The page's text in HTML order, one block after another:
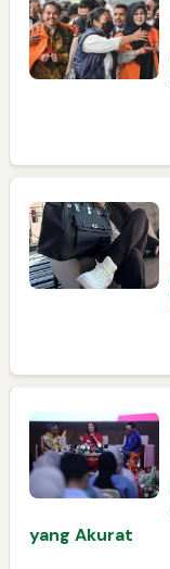
yang Akurat